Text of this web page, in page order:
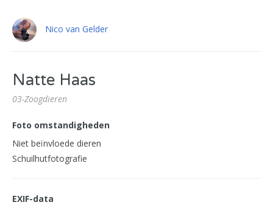
Nico van Gelder
Natte Haas
03-Zoogdieren
Foto omstandigheden
Niet beïnvloede dieren
Schuilhutfotografie
EXIF-data